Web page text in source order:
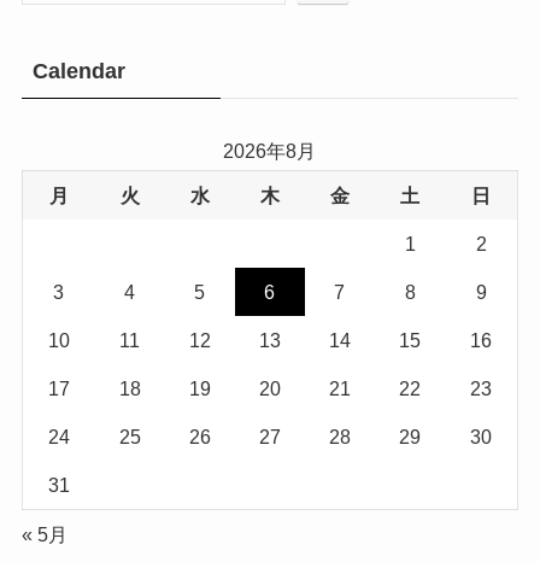
Calendar
2026年8月
月 火 水 木 金 土 日
1 2
3 4 5 6 7 8 9
10 11 12 13 14 15 16
17 18 19 20 21 22 23
24 25 26 27 28 29 30
31
« 5月